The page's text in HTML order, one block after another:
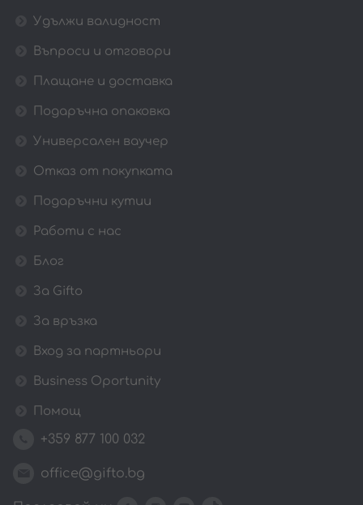
Удължи валидност
Въпроси и отговори
Плащане и доставка
Подаръчна опаковка
Универсален ваучер
Отказ от покупката
Подаръчни кутии
Работи с нас
Блог
За Gifto
За връзка
Вход за партньори
Business Oportunity
Помощ
+359 877 100 032
office@gifto.bg